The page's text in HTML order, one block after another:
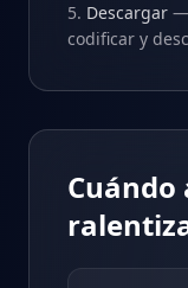
Descargar —
codificar y
Cuándo